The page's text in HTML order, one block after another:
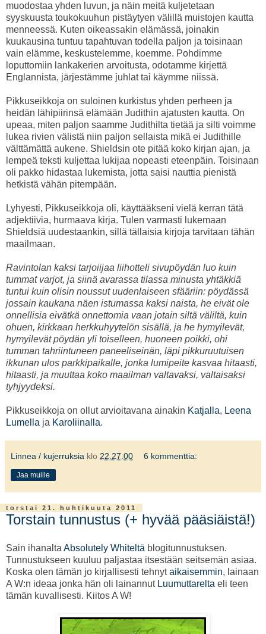
muodostaa yhden luvun, ja näin meitä kuljetetaan
syyskuusta toukokuuhun pistäytyen välillä muistojen kautta
menneessä. Kuten oikeassakin elämässä, joinakin
kuukausina tuntuu tapahtuvan todella paljon ja toisinaan
vain elämme, keskustelemme, koemme. Pohdimme
loputtomiin lankakerien arvoitusta, odotamme kirjettä
Englannista, järjestämme juhlat tai käymme niissä.
Pikkuseikkoja on suloinen kurkistus yhden perheen ja
heidän lähipiirinsä elämään Judithin ajatusten kautta. On
upeaa, miten paljon saamme Judithilta tietää ja silti voimme
lukea rivien välistä niin paljon sellaista mikä ei Judithille
välttämättä aukene. Shieldsin ote pitää koko kirjan ajan, ja
lempeä teksti kuljettaa lukijaa nopeasti eteenpäin. Toisinaan
oli pakko hidastaa lukemista, jotta saisi nauttia pienistä
hetkistä vähän pitempään.
Lyhyesti, Pikkuseikkoja oli, käyttääkseni vielä kerran tätä
adjektiivia, hurmaava kirja. Tulen varmasti lukemaan
Shieldsiä uudestaankin, sillä tällaisia kirjoja tarvitaan tähän
maailmaan.
Ravintolan kaksi tarjoiijaa liihotteli sivupöydän luo kuin
tummat varjot, ja siinä avarassa tilassa minusta yhtäkkiä
tuntui kuin olisin noussut uudenlaiseen sfääriin: pöydässä
jossain kaukana näen istumassa kaksi naista, he eivät ole
onnellisia eivätkä onnettomia vaan jotain siltä väliltä, kuin
ohuen, kirkkaan herkkuhyytelön sisällä, ja he hymyilevät,
hymyilevät pöydän yli toiselleen, huoneen poikki, ohi
tumman tahriintuneen paneeliseinän, läpi pikkuruutuisen
ikkunan ulos parkkipaikalle, jonka lumipeite kasvaa hitaasti,
hitaasti, ja muuttaa koko maailman valtavaksi, valtaisaksi
tyhjyydeksi.
Pikkuseikkoja on ollut arvioitavana ainakin Katjalla, Leena
Lumella ja Karoliinalla.
Linnea / kujerruksia klo 22.27.00 6 kommenttia:
Jaa muille
torstai 21. huhtikuuta 2011
Torstain tunnustus (+ hyvää pääsiäistä!)
Sain ihanalta Absolutely Whiteltä blogitunnustuksen.
Tunnustukseen kuuluu paljastaa itsestään seitsemän asiaa.
Koska olen tämän jo kirjallisesti tehnytaikaisemmin, lainaan
A W:n ideaa jonka hän oli lainannut Luumuttarelta eli teen
tämän kuvallisesti. Kiitos A W!